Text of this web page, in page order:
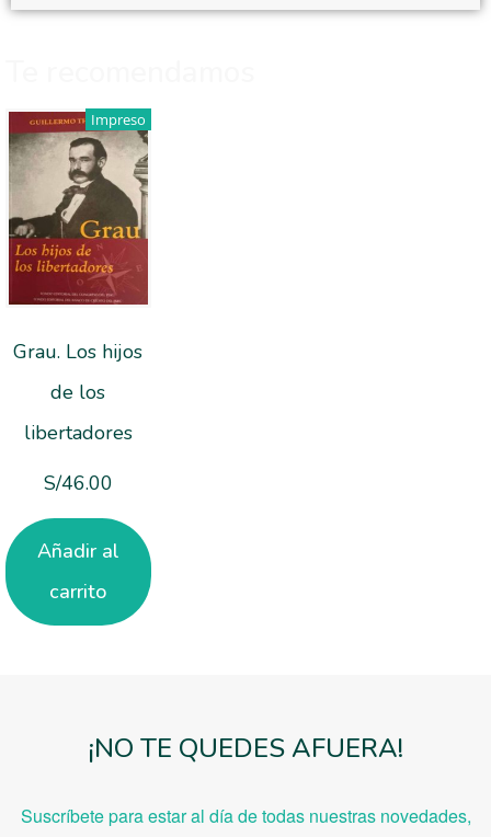
Impreso
Grau. Los hijos
de los
libertadores
S/46.00
Añadir al
carrito
¡NO TE QUEDES AFUERA!
Suscríbete para estar al día de todas nuestras novedades,